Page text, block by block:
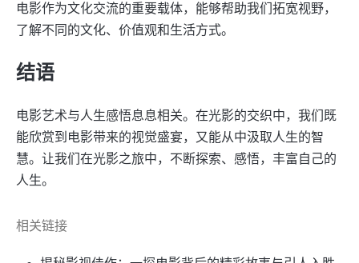
电影作为文化交流的重要载体，能够帮助我们拓宽视野，
了解不同的文化、价值观和生活方式。
结语
电影艺术与人生感悟息息相关。在光影的交织中，我们既
能欣赏到电影带来的视觉盛宴，又能从中汲取人生的智
慧。让我们在光影之旅中，不断探索、感悟，丰富自己的
人生。
相关链接